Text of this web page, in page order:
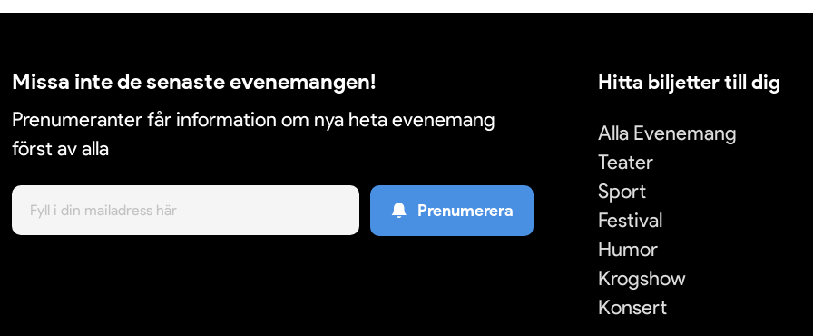
Missa inte de senaste evenemangen!
Prenumeranter får information om nya heta evenemang
först av alla
Prenumerera
Hitta biljetter till dig
Alla Evenemang
Teater
Sport
Festival
Humor
Krogshow
Konsert